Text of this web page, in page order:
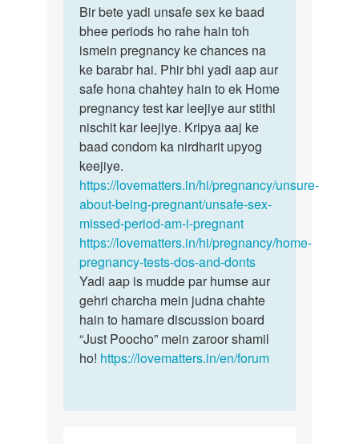
to
Ham
APNI
gf
KO
3
tarikh
ki…
by
Bir
Bir
bete
yadi
unsafe
sex
ke…
Bir bete yadi unsafe sex ke baad
bhee periods ho rahe hain toh
ismein pregnancy ke chances na
ke barabr hai. Phir bhi yadi aap aur
safe hona chahtey hain to ek Home
pregnancy test kar leejiye aur stithi
nischit kar leejiye. Kripya aaj ke
baad condom ka nirdharit upyog
keejiye.
https://lovematters.in/hi/pregnancy/unsure-
about-being-pregnant/unsafe-sex-
missed-period-am-i-pregnant
https://lovematters.in/hi/pregnancy/home-
pregnancy-tests-dos-and-donts
Yadi aap is mudde par humse aur
gehri charcha mein judna chahte
hain to hamare discussion board
“Just Poocho” mein zaroor shamil
ho! https://lovematters.in/en/forum